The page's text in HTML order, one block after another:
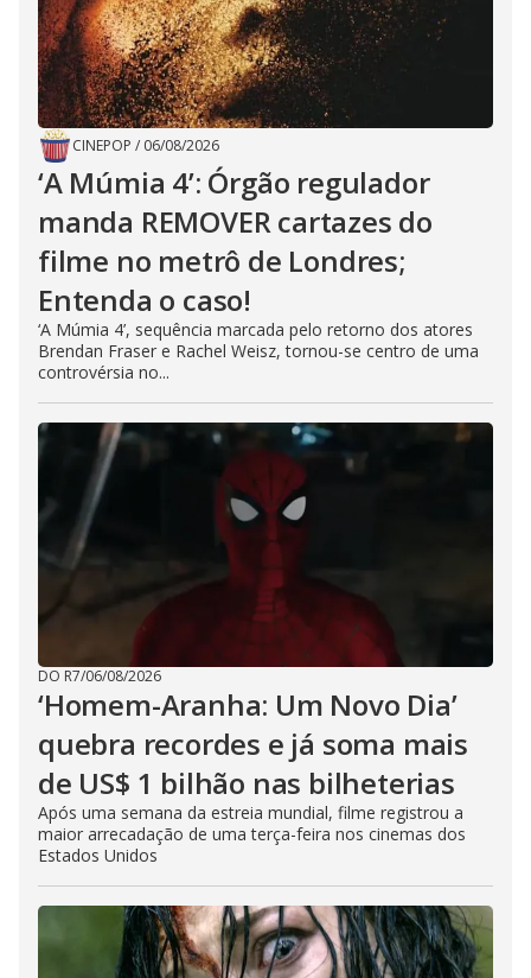
CINEPOP / 06/08/2026
‘A Múmia 4’: Órgão regulador
manda REMOVER cartazes do
filme no metrô de Londres;
Entenda o caso!
‘A Múmia 4’, sequência marcada pelo retorno dos atores
Brendan Fraser e Rachel Weisz, tornou-se centro de uma
controvérsia no...
DO R7/06/08/2026
‘Homem-Aranha: Um Novo Dia’
quebra recordes e já soma mais
de US$ 1 bilhão nas bilheterias
Após uma semana da estreia mundial, filme registrou a
maior arrecadação de uma terça-feira nos cinemas dos
Estados Unidos